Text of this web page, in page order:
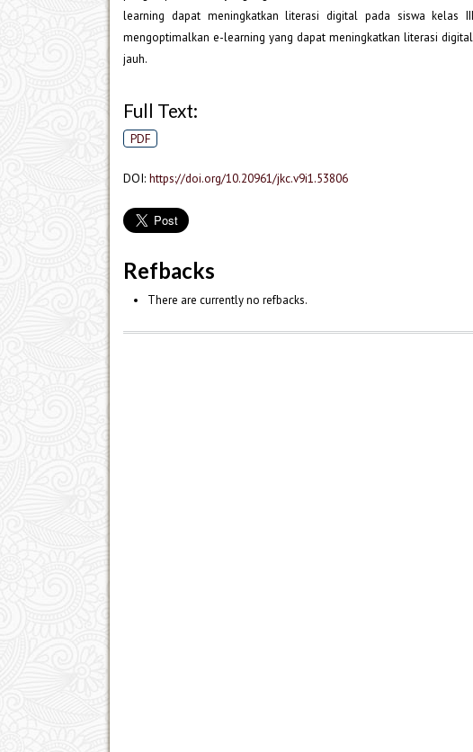
learning dapat meningkatkan literasi digital pada siswa kelas
mengoptimalkan e-learning yang dapat meningkatkan literasi
jauh.
Full Text:
PDF
DOI: https://doi.org/10.20961/jkc.v9i1.53806
Refbacks
There are currently no refbacks.